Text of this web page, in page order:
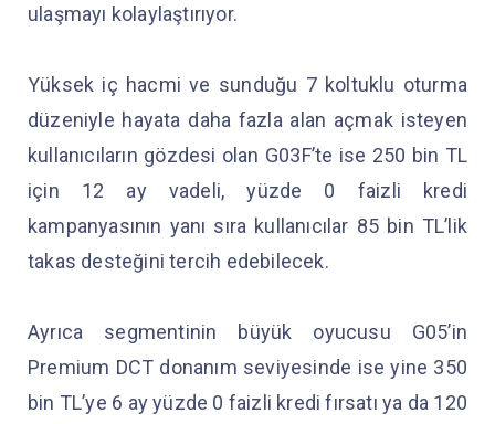
ulaşmayı kolaylaştırıyor.
Yüksek iç hacmi ve sunduğu 7 koltuklu oturma
düzeniyle hayata daha fazla alan açmak isteyen
kullanıcıların gözdesi olan G03F’te ise 250 bin TL
için 12 ay vadeli, yüzde 0 faizli kredi
kampanyasının yanı sıra kullanıcılar 85 bin TL’lik
takas desteğini tercih edebilecek.
Ayrıca segmentinin büyük oyucusu G05’in
Premium DCT donanım seviyesinde ise yine 350
bin TL’ye 6 ay yüzde 0 faizli kredi fırsatı ya da 120